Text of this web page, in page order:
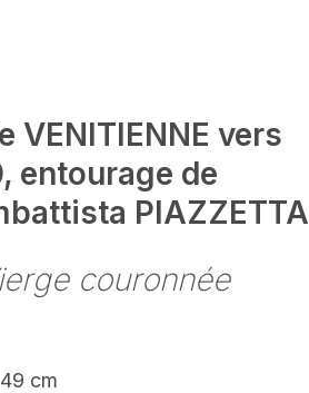
VENITIENNE vers
entourage de
PIAZZETTA
couronnée
cm